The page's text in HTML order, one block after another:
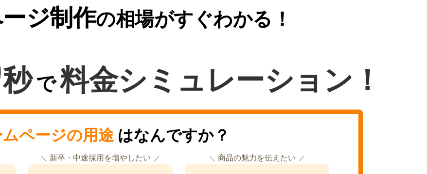
ジ制作の相場がすぐわかる！
秒で料金シミュレーション！
ページの用途はなんですか？
新卒・中途採用を増やしたい 商品の魅力を伝えたい